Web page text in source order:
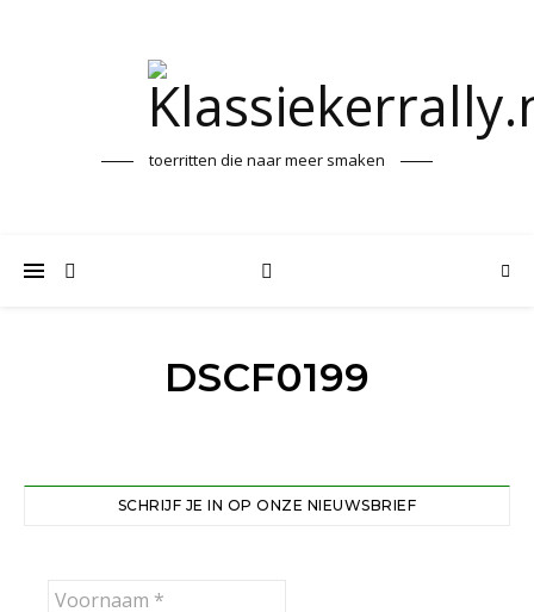
toerritten die naar meer smaken
DSCF0199
SCHRIJF JE IN OP ONZE NIEUWSBRIEF